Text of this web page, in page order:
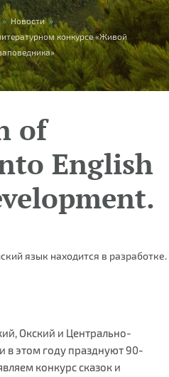
» Новости »
конкурсе «Живой
of
English
язык находится в разработке.
Окский и Центрально-
в этом году празднуют 90-
конкурс сказок и